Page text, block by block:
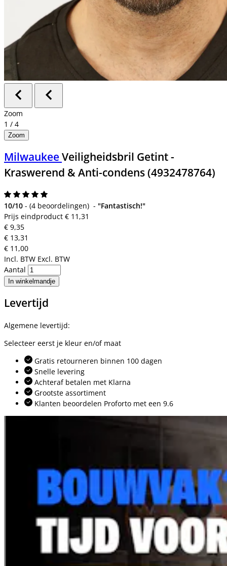
Zoom
1 / 4
Zoom
MilwaukeeVeiligheidsbril Getint -
Kraswerend & Anti-condens (4932478764)
10/10 - (4 beoordelingen) - "Fantastisch!"
Prijs eindproduct € 11,31
€ 9,35
€ 13,31
€ 11,00
Incl. BTW Excl. BTW
Aantal
In winkelmandje
Levertijd
Algemene levertijd:
Selecteer eerst je kleur en/of maat
Gratis retourneren binnen 100 dagen
Snelle levering
Achteraf betalen met Klarna
Grootste assortiment
Klanten beoordelen Proforto met een 9.6